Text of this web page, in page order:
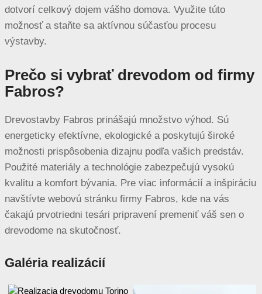
dotvorí celkový dojem vášho domova. Využite túto
možnosť a staňte sa aktívnou súčasťou procesu
výstavby.
Prečo si vybrať drevodom od firmy
Fabros?
Drevostavby Fabros prinášajú množstvo výhod. Sú
energeticky efektívne, ekologické a poskytujú široké
možnosti prispôsobenia dizajnu podľa vašich predstáv.
Použité materiály a technológie zabezpečujú vysokú
kvalitu a komfort bývania. Pre viac informácií a inšpiráciu
navštívte webovú stránku firmy Fabros, kde na vás
čakajú prvotriedni tesári pripravení premeniť váš sen o
drevodome na skutočnosť.
Galéria realizácií